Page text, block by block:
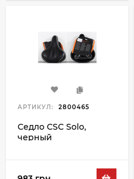
АРТИКУЛ: 2800465
Седло CSC Solo,
черный